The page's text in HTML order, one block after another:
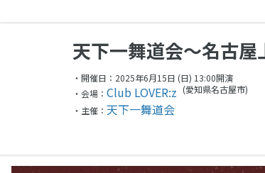
天下一舞道会〜名古屋
・開催日：2025年6月15日 (日) 13:00開演
・会場： Club LOVER:z (愛知県名古屋市)
・主催： 天下一舞道会